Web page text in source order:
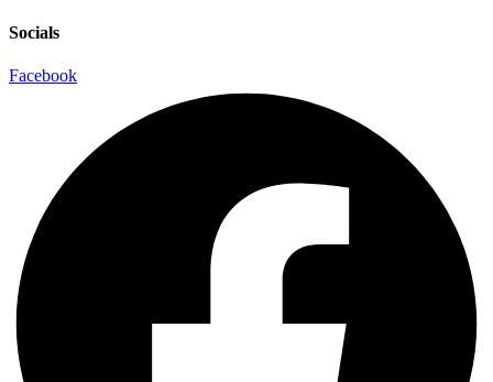
Socials
Facebook